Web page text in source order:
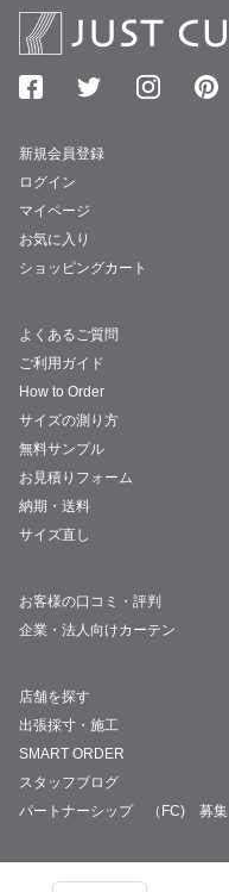
新規会員登録
ログイン
マイページ
お気に入り
ショッピングカート
よくあるご質問
ご利用ガイド
How to Order
サイズの測り方
無料サンプル
お見積りフォーム
納期・送料
サイズ直し
お客様の口コミ・評判
企業・法人向けカーテン
店舗を探す
出張採寸・施工
SMART ORDER
スタッフブログ
パートナーシップ （FC) 募集